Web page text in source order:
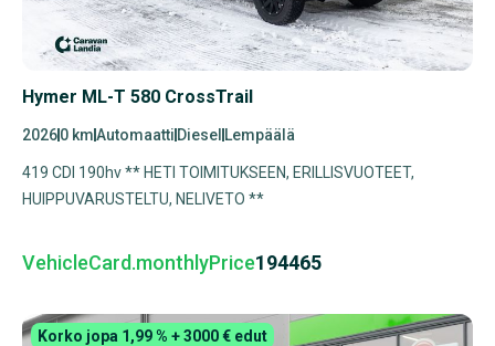
Hymer ML-T 580 CrossTrail
20260 kmAutomaatti Diesel Lempäälä
419 CDI 190hv ** HETI TOIMITUKSEEN, ERILLISVUOTEET,
HUIPPUVARUSTELTU, NELIVETO **
VehicleCard.monthlyPrice194465
Korko jopa 1,99 % + 3000 € edut